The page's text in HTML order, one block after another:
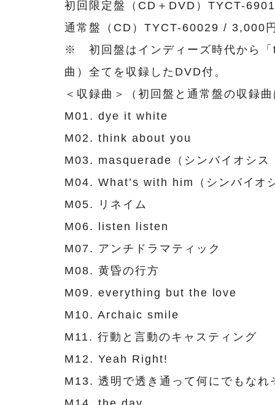
初回限定盤（CD＋DVD）TYCT-
通常盤（CD）TYCT-60029 / 3,000
※ 初回盤はインディーズ時代から
曲）全てを収録したDVD付。
＜収録曲＞（初回盤と通常盤の収録
M01. dye it white
M02. think about you
M03. masquerade（シンバイオシス
M04. What’s with him（シンバイオ
M05. リネイム
M06. listen listen
M07. アンチドラマティック
M08. 黄昏の行方
M09. everything but the love
M10. Archaic smile
M11. 行動と言動のキャスティング
M12. Yeah Right!
M13. 透明で透き通って何にでもなれ